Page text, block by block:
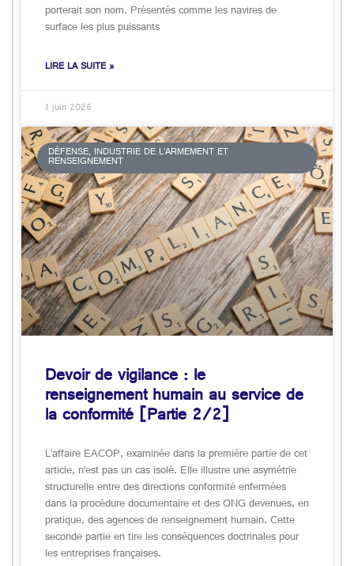
porterait son nom. Présentés comme les navires de
surface les plus puissants
LIRE LA SUITE »
1 juin 2026
DÉFENSE, INDUSTRIE DE L’ARMEMENT ET
RENSEIGNEMENT
Devoir de vigilance : le
renseignement humain au service de
la conformité [Partie 2/2]
L’affaire EACOP, examinée dans la première partie de cet
article, n’est pas un cas isolé. Elle illustre une asymétrie
structurelle entre des directions conformité enfermées
dans la procédure documentaire et des ONG devenues, en
pratique, des agences de renseignement humain. Cette
seconde partie en tire les conséquences doctrinales pour
les entreprises françaises.